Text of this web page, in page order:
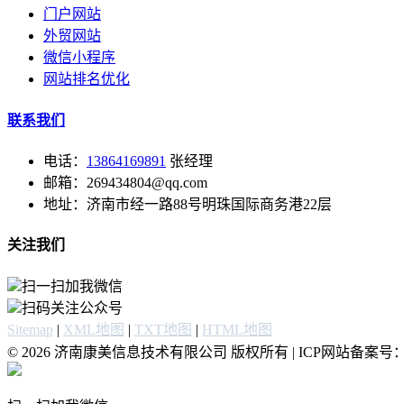
门户网站
外贸网站
微信小程序
网站排名优化
联系我们
电话： 13864169891 张经理
邮箱：269434804@qq.com
地址：济南市经一路88号明珠国际商务港22层
关注我们
扫一扫加我微信
扫码关注公众号
Sitemap | XML地图 | TXT地图 | HTML地图
© 2026 济南康美信息技术有限公司 版权所有 | ICP网站备案号：